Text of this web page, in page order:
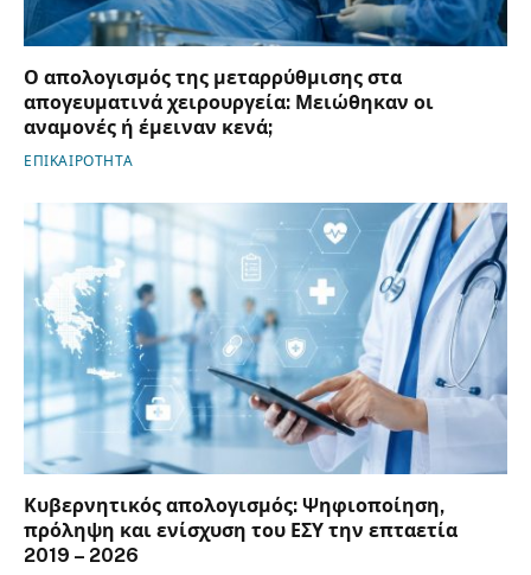
Ο απολογισμός της μεταρρύθμισης στα
απογευματινά χειρουργεία: Μειώθηκαν οι
αναμονές ή έμειναν κενά;
ΕΠΙΚΑΙΡΟΤΗΤΑ
Κυβερνητικός απολογισμός: Ψηφιοποίηση,
πρόληψη και ενίσχυση του ΕΣΥ την επταετία
2019 – 2026